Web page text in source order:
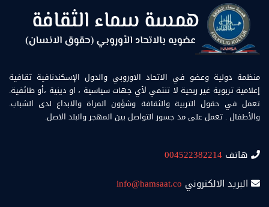
منظمة دولية وعضو في الاتحاد الاوروبي والدول الإسكندنافية ثقافية
إعلامية تربوية غير ربحية لا تنتمي لأي جهات سياسية ، او دينية ،أو طائفية.
تعمل في حقول التربية والثقافة وشؤون المراة والابداع لدى الشباب.
والأطفال . تعمل على مد جسور التواصل بين المهجر والبلد الاصل.
هاتف 004522382214
البريد الالكتروني info@hamsaat.co